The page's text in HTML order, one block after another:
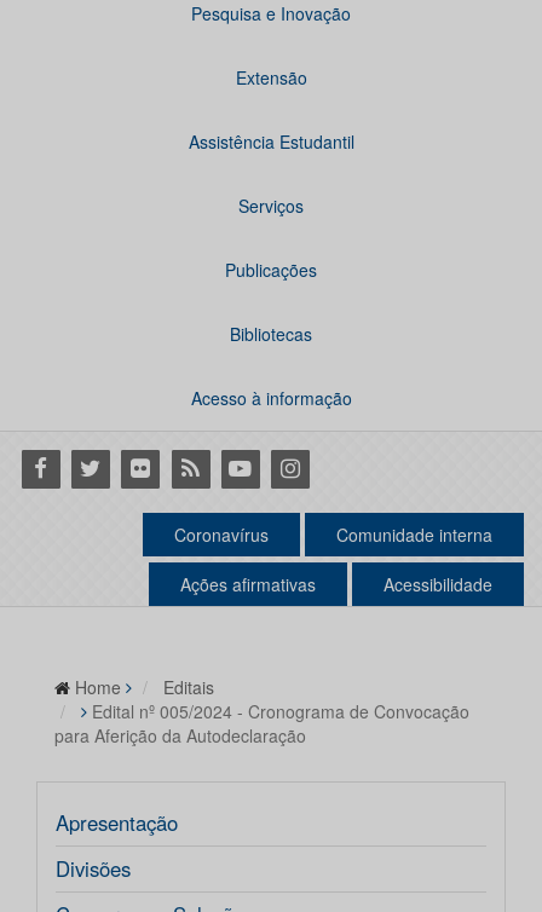
Pesquisa e Inovação
Extensão
Assistência Estudantil
Serviços
Publicações
Bibliotecas
Acesso à informação
Facebook
Twitter Flickr RSS YoutubeInstagram
Coronavírus Comunidade interna
Ações afirmativas Acessibilidade
Home
Editais
Edital nº 005/2024 - Cronograma de Convocação
para Aferição da Autodeclaração
Apresentação
Divisões